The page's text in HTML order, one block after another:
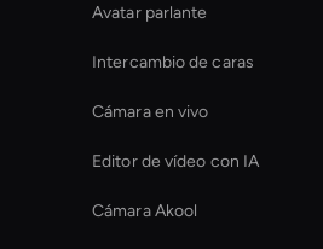
Avatar parlante
Intercambio de caras
Cámara en vivo
Editor de vídeo con IA
Cámara Akool